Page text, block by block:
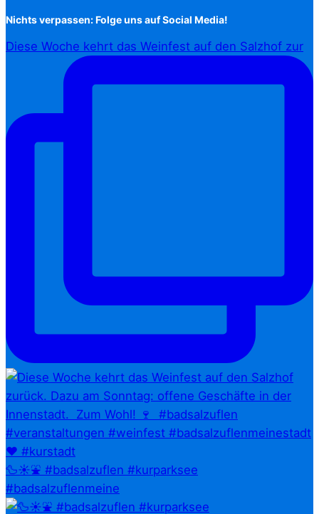
Nichts verpassen: Folge uns auf Social Media!
Diese Woche kehrt das Weinfest auf den Salzhof zur
🦆☀️⛲ #badsalzuflen #kurparksee
#badsalzuflenmeine